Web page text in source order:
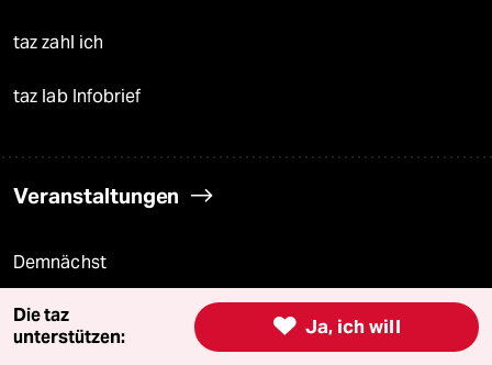
taz zahl ich
taz lab Infobrief
Veranstaltungen
Demnächst
Vor Ort  Ja, ich will
Die taz
unterstützen: